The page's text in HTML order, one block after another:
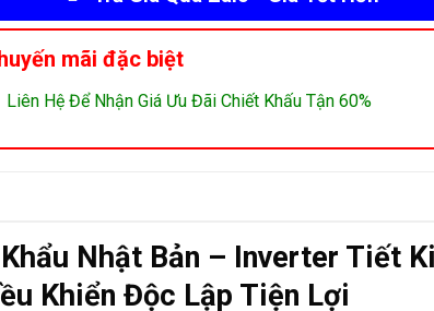
mãi đặc biệt
Liên Hệ Để Nhận Giá Ưu Đãi Chiết Khấu Tận 60%
Nhật Bản – Inverter Tiết
Khiển Độc Lập Tiện Lợi